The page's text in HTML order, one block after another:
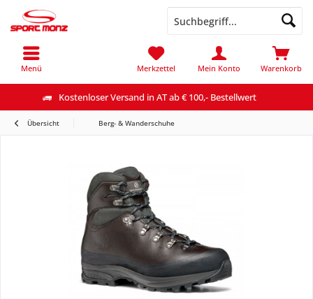
Kostenloser Versand in AT ab € 100,- Bestellwert
Menü Warenkorb
Merkzettel Mein Konto
Übersicht Berg- & Wanderschuhe